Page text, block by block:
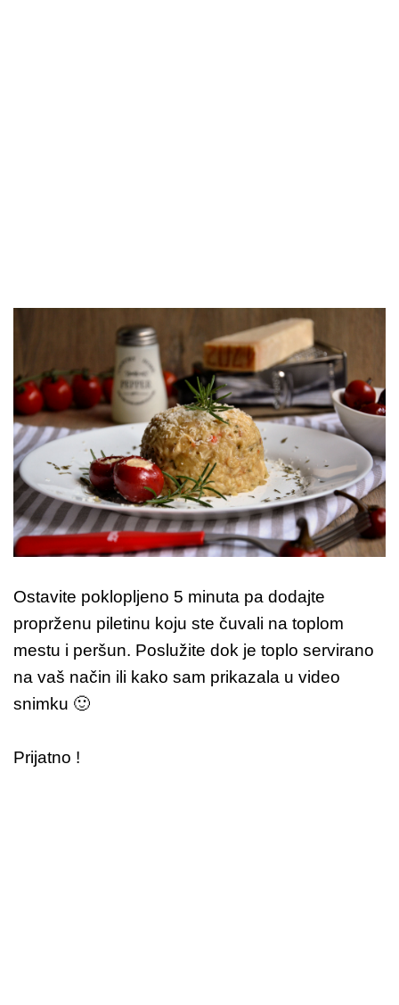
Ostavite poklopljeno 5 minuta pa dodajte
proprženu piletinu koju ste čuvali na toplom
mestu i peršun. Poslužite dok je toplo servirano
na vaš način ili kako sam prikazala u video
snimku 🙂
Prijatno !